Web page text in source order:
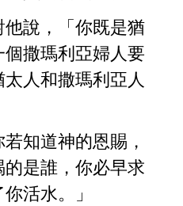
說，「你既是猶
撒瑪利亞婦人要
人和撒瑪利亞人
知道神的恩賜，
是誰，你必早求
活水。」